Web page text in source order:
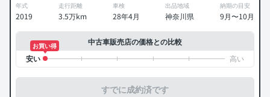
年式
2019
走行距離
3.5万km
車検
28年4月
出品地域
神奈川県
納期の目安
9月〜10月
中古車販売店の価格との比較
お買い得
すでに成約済です